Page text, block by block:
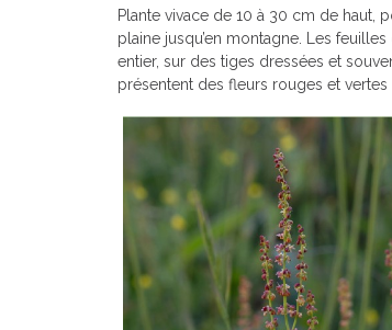
Plante vivace de 10 à 30 cm de haut,
plaine jusqu’en montagne. Les
entier, sur des tiges dressées et
présentent des fleurs rouges et vertes